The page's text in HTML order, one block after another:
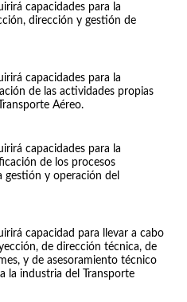
capacidades para la
dirección y gestión de
capacidades para la
de las actividades propias
Aéreo.
capacidades para la
de los procesos
gestión y operación del
capacidad para llevar a cabo
de dirección técnica, de
y de asesoramiento técnico
la industria del Transporte